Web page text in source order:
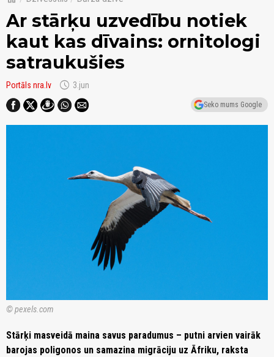
Ar stārķu uzvedību notiek
kaut kas dīvains: ornitologi
satraukušies
Portāls nra.lv schedule 3.jun
Seko mums Google
© pexels.com
Stārķi masveidā maina savus paradumus – putni arvien vairāk
barojas poligonos un samazina migrāciju uz Āfriku, raksta